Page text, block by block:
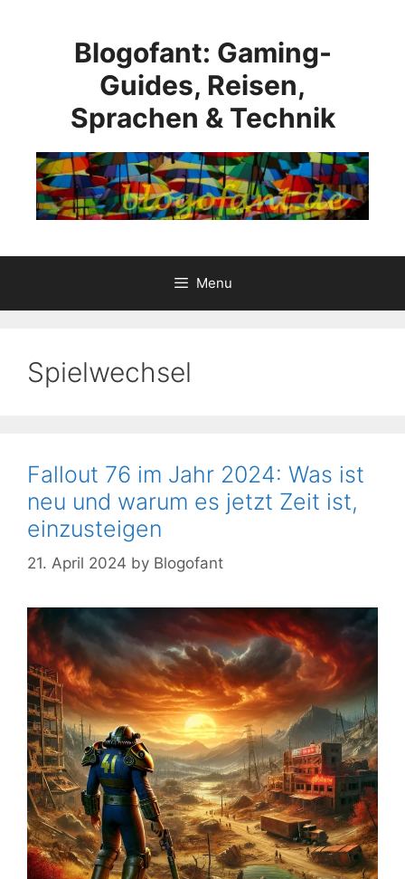
Blogofant: Gaming-
Guides, Reisen,
Sprachen & Technik
Menu
Spielwechsel
Fallout 76 im Jahr 2024: Was ist
neu und warum es jetzt Zeit ist,
einzusteigen
21. April 2024 by Blogofant